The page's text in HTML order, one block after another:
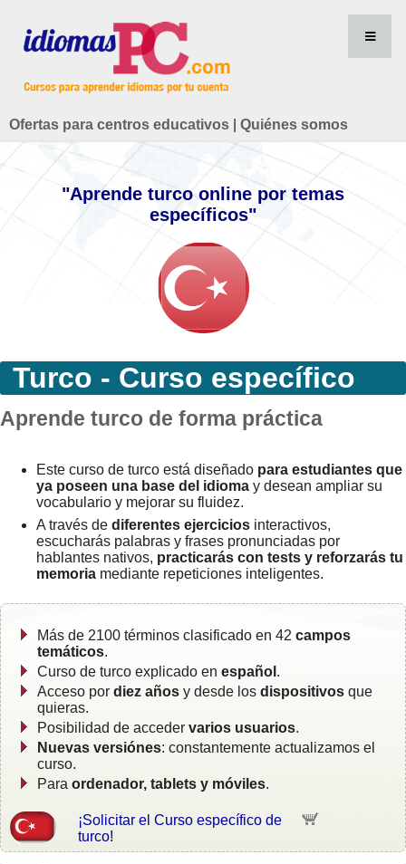
Ofertas para centros educativos Quiénes somos
"Aprende turco online por temas
específicos"
Turco - Curso específico
Aprende turco de forma práctica
Este curso de turco está diseñado para estudiantes que
ya poseen una base del idioma y desean ampliar su
vocabulario y mejorar su fluidez.
A través de diferentes ejercicios interactivos,
escucharás palabras y frases pronunciadas por
hablantes nativos, practicarás con tests y reforzarás tu
memoria mediante repeticiones inteligentes.
Más de 2100 términos clasificado en 42 campos
temáticos.
Curso de turco explicado en español .
Acceso por diez años y desde los dispositivos que
quieras.
Posibilidad de acceder varios usuarios.
Nuevas versiónes: constantemente actualizamos el
curso.
Para ordenador, tablets y móviles.
¡Solicitar el Curso específico de
turco!